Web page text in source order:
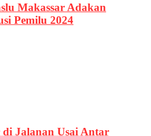
Makassar Adakan
Pemilu 2024
Jalanan Usai Antar